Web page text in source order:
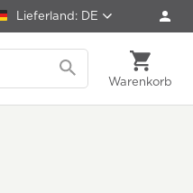
Lieferland: DE
Warenkorb